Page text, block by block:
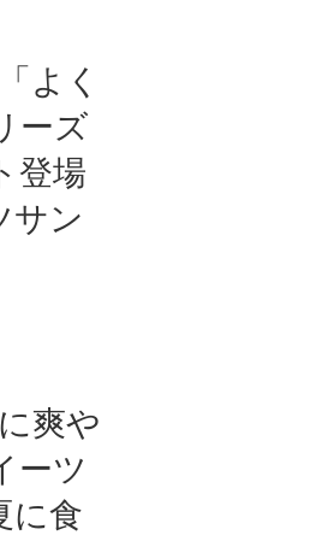
よく
ーズ
登場
サン
爽や
ーツ
に食